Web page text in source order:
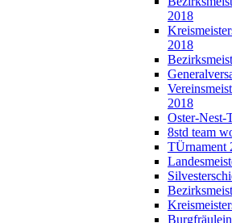
2018
2018
2018
Oster-Nest-
8std team
TÜrnament